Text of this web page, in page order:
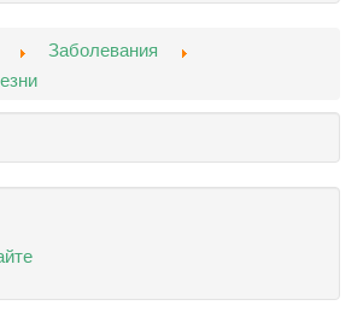
Заболевания